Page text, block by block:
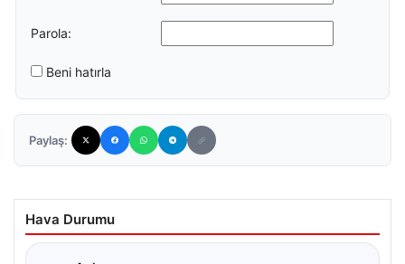
Parola:
Beni hatırla
Paylaş:
Hava Durumu